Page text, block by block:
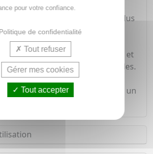
exfoliantes éliminent les
agresser, laissant la peau plus
dès les premières
aussi bien au visage qu'au
convient à toutes les carnations et
peaux, même les plus sensibles.
pour celles et ceux qui
teint unifié, une peau nourrie et un
quotidien.
pour votre confiance.
de confidentialité
Tout refuser
Gérer mes cookies
Tout accepter